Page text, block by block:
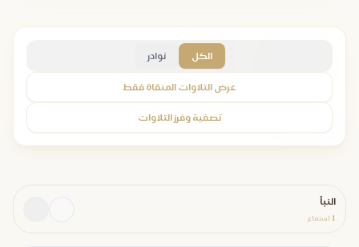
الكل نوادر
عرض التلاوات المنقاة فقط
تصفية وفرز التلاوات
النبأ
1 استماع